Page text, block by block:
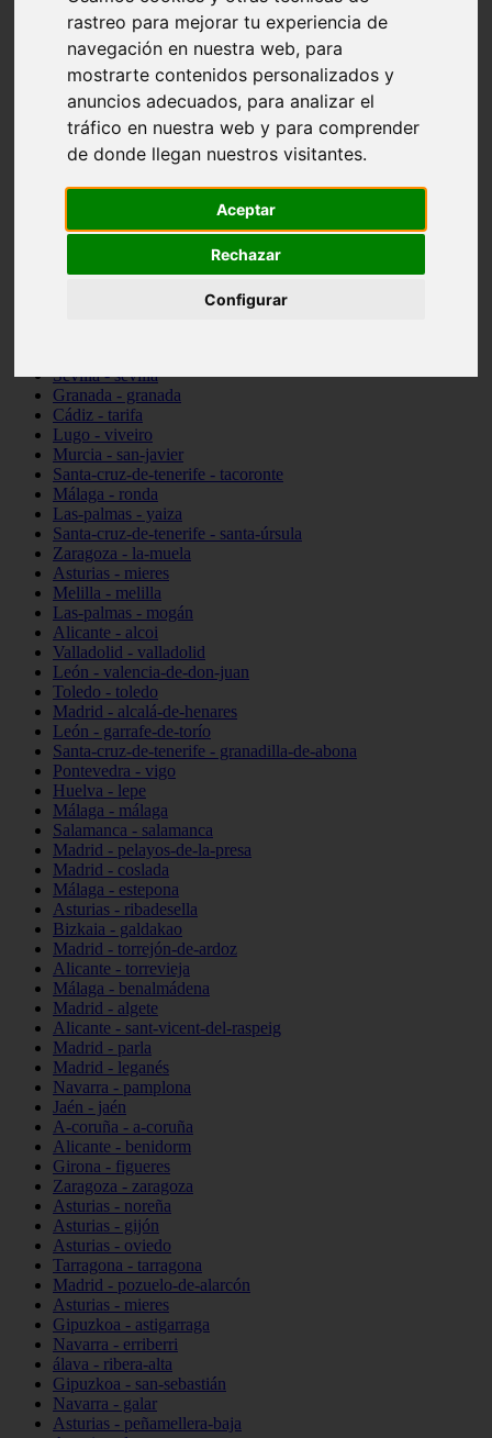
rastreo para mejorar tu experiencia de
navegación en nuestra web, para
mostrarte contenidos personalizados y
anuncios adecuados, para analizar el
tráfico en nuestra web y para comprender
de donde llegan nuestros visitantes.
Aceptar
Rechazar
Configurar
Madrid - pozuelo-de-alarcón
Teruel - sarrión
Cádiz - algodonales
Illes-balears - inca
Madrid - madrid
Málaga - torremolinos
Asturias - oviedo
Cádiz - el-puerto-de-santa-maría
Toledo - illescas
Málaga - marbella
Barcelona - barcelona
Sevilla - sevilla
Granada - granada
Cádiz - tarifa
Lugo - viveiro
Murcia - san-javier
Santa-cruz-de-tenerife - tacoronte
Málaga - ronda
Las-palmas - yaiza
Santa-cruz-de-tenerife - santa-úrsula
Zaragoza - la-muela
Asturias - mieres
Melilla - melilla
Las-palmas - mogán
Alicante - alcoi
Valladolid - valladolid
León - valencia-de-don-juan
Toledo - toledo
Madrid - alcalá-de-henares
León - garrafe-de-torío
Santa-cruz-de-tenerife - granadilla-de-abona
Pontevedra - vigo
Huelva - lepe
Málaga - málaga
Salamanca - salamanca
Madrid - pelayos-de-la-presa
Madrid - coslada
Málaga - estepona
Asturias - ribadesella
Bizkaia - galdakao
Madrid - torrejón-de-ardoz
Alicante - torrevieja
Málaga - benalmádena
Madrid - algete
Alicante - sant-vicent-del-raspeig
Madrid - parla
Madrid - leganés
Navarra - pamplona
Jaén - jaén
A-coruña - a-coruña
Alicante - benidorm
Girona - figueres
Zaragoza - zaragoza
Asturias - noreña
Asturias - gijón
Asturias - oviedo
Tarragona - tarragona
Madrid - pozuelo-de-alarcón
Asturias - mieres
Gipuzkoa - astigarraga
Navarra - erriberri
álava - ribera-alta
Gipuzkoa - san-sebastián
Navarra - galar
Asturias - peñamellera-baja